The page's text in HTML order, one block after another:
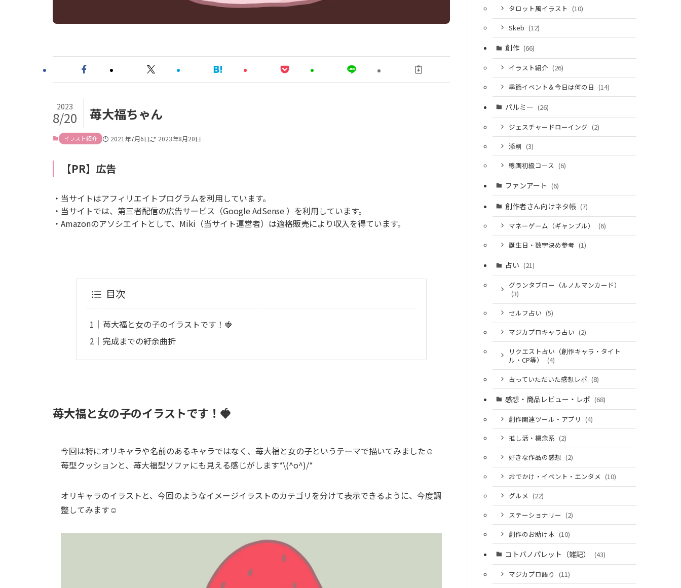
苺大福ちゃん
2023
8/20
イラスト紹介 2021年7月6日 2023年8月20日
【PR】広告
・当サイトはアフィリエイトプログラムを利用しています。
・当サイトでは、第三者配信の広告サービス（Google AdSense ）を利用しています。
・Amazonのアソシエイトとして、Miki（当サイト運営者）は適格販売により収入を得ています。
目次
苺大福と女の子のイラストです！🍓
完成までの紆余曲折
苺大福と女の子のイラストです！🍓
今回は特にオリキャラや名前のあるキャラではなく、苺大福と女の子というテーマで描いてみました☺️
苺型クッションと、苺大福型ソファにも見える感じがします*\(^o^)/*
オリキャラのイラストと、今回のようなイメージイラストのカテゴリを分けて表示できるように、今度調
整してみます☺️
タロット風イラスト (10)
Skeb (12)
創作 (66)
イラスト紹介 (26)
季節イベント＆今日は何の日 (14)
パルミー (26)
ジェスチャードローイング (2)
添削 (3)
線画初級コース (6)
ファンアート (6)
創作者さん向けネタ帳 (7)
マネーゲーム（ギャンブル）
(6)
誕生日・数字決め参考 (1)
占い (21)
グランタブロー（ルノルマンカード）
(3)
セルフ占い (5)
マジカプロキャラ占い (2)
リクエスト占い（創作キャラ・タイト
ル・CP等）
(4)
占っていただいた感想レポ (8)
感想・商品レビュー・レポ (68)
創作関連ツール・アプリ (4)
推し活・概念系 (2)
好きな作品の感想 (2)
おでかけ・イベント・エンタメ (10)
グルメ (22)
ステーショナリー (2)
創作のお助け本 (10)
コトバノパレット（雑記） (43)
マジカプロ語り (11)